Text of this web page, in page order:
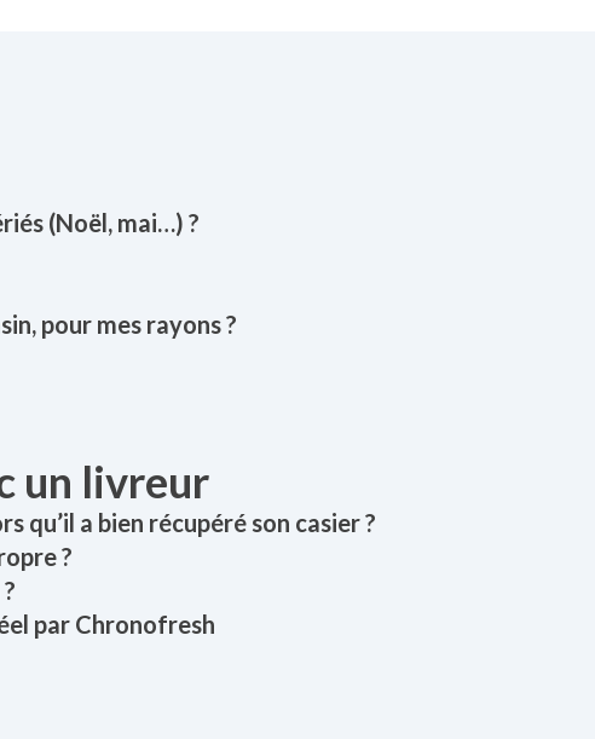
(Noël, mai…) ?
pour mes rayons ?
un livreur
qu’il a bien récupéré son casier ?
?
par Chronofresh